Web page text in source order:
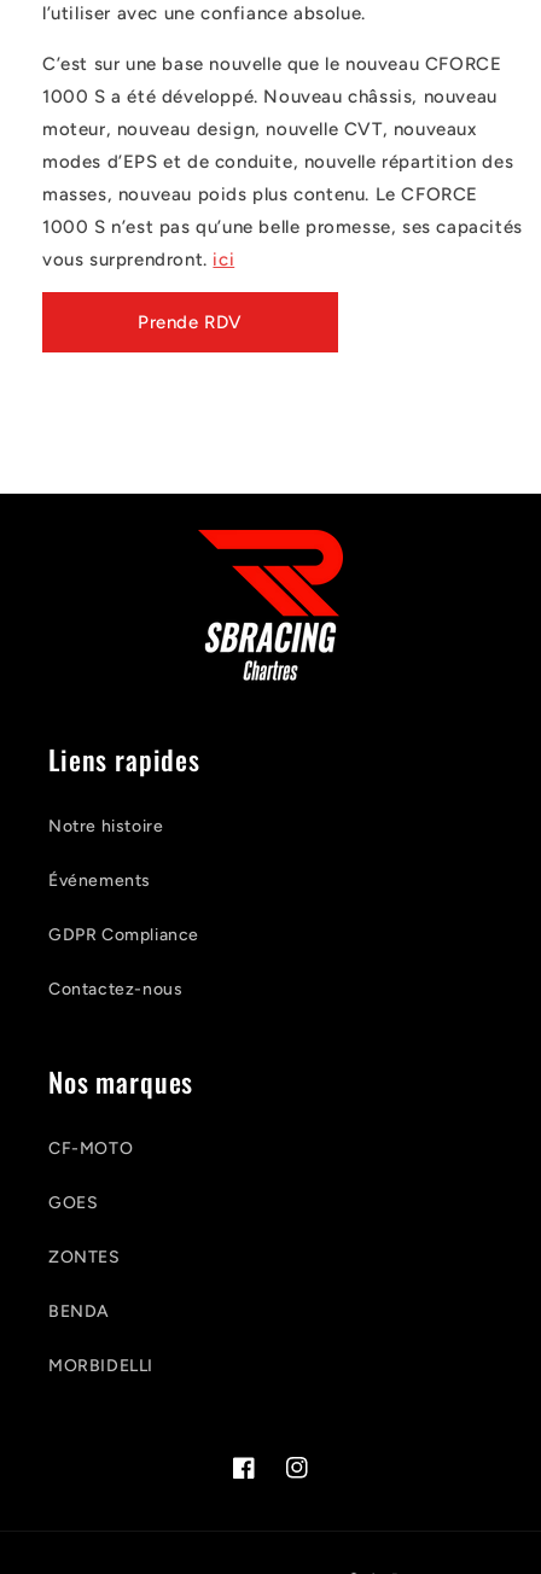
l’utiliser avec une confiance absolue.
C’est sur une base nouvelle que le nouveau CFORCE
1000 S a été développé. Nouveau châssis, nouveau
moteur, nouveau design, nouvelle CVT, nouveaux
modes d’EPS et de conduite, nouvelle répartition des
masses, nouveau poids plus contenu. Le CFORCE
1000 S n’est pas qu’une belle promesse, ses capacités
vous surprendront. ici
Prende RDV
Liens rapides
Notre histoire
Événements
GDPR Compliance
Contactez-nous
Nos marques
CF-MOTO
GOES
ZONTES
BENDA
MORBIDELLI
FacebookInstagram